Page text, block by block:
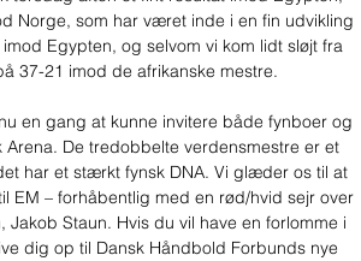
Norge, som har været inde i en fin udvikling
Egypten, og selvom vi kom lidt sløjt fra
37-21 imod de afrikanske mestre.
en gang at kunne invitere både fynboer og
De tredobbelte verdensmestre er et
har et stærkt fynsk DNA. Vi glæder os til at
EM – forhåbentlig med en rød/hvid sejr over
Staun. Hvis du vil have en forlomme i
dig op til Dansk Håndbold Forbunds nye